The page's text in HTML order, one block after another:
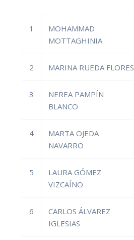
1
MOHAMMAD
MOTTAGHINIA
2 MARINA RUEDA FLORES
3
NEREA PAMPÍN
BLANCO
4
MARTA OJEDA
NAVARRO
5
LAURA GÓMEZ
VIZCAÍNO
6
CARLOS ÁLVAREZ
IGLESIAS